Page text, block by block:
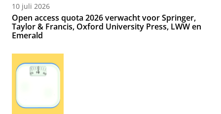
10 juli 2026
Open access quota 2026 verwacht voor Springer,
Taylor & Francis, Oxford University Press, LWW en
Emerald